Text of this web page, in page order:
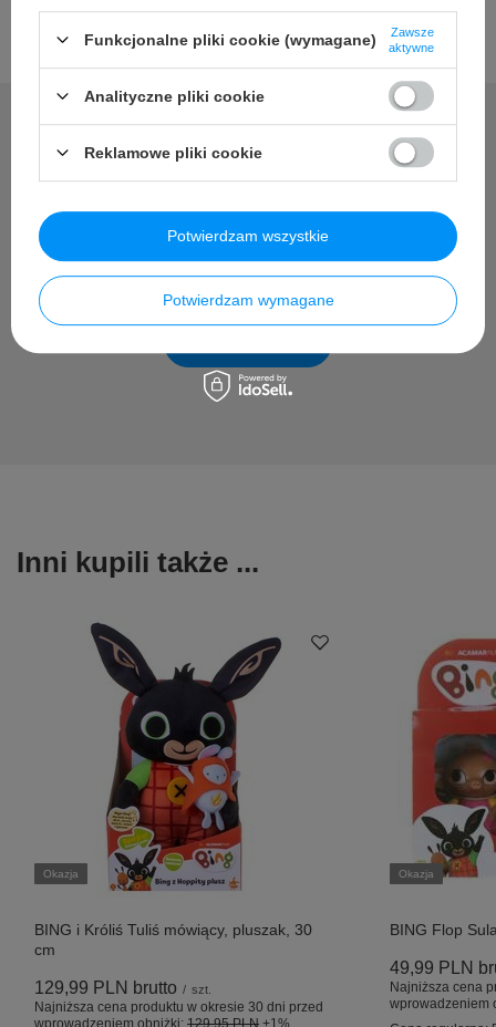
Potrzebujesz pomocy? Masz
pytania?
Zadaj pytanie a my odpowiemy niezwłocznie, najciekawsze
pytania i odpowiedzi publikując dla innych.
Inni kupili także ...
Okazja
BING i Króliś Tuliś mówiący, pluszak, 30
cm
129,99 PLN brutto / szt.
Najniższa cena produktu w okresie 30 dni przed
Okazja
BING Flop
49,99 PLN
Najniższa cena
wprowadzeniem
Funkcjonalne pliki cookie (wymagane)
Zawsze
aktywne
Analityczne pliki cookie
Reklamowe pliki cookie
Potwierdzam wymagane
Potwierdzam wszystkie